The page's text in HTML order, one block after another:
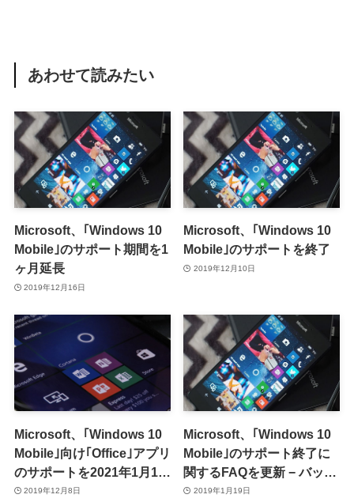
あわせて読みたい
Microsoft、｢Windows 10
Mobile｣のサポート期間を1
ヶ月延長
2019年12月16日
Microsoft、｢Windows 10
Mobile｣のサポートを終了
2019年12月10日
Microsoft、｢Windows 10
Mobile｣向け｢Office｣アプリ
のサポートを2021年1月12
日で終了へ
2019年12月8日
Microsoft、｢Windows 10
Mobile｣のサポート終了に
関するFAQを更新 − バック
アップ作成機能はサポート
2019年1月19日